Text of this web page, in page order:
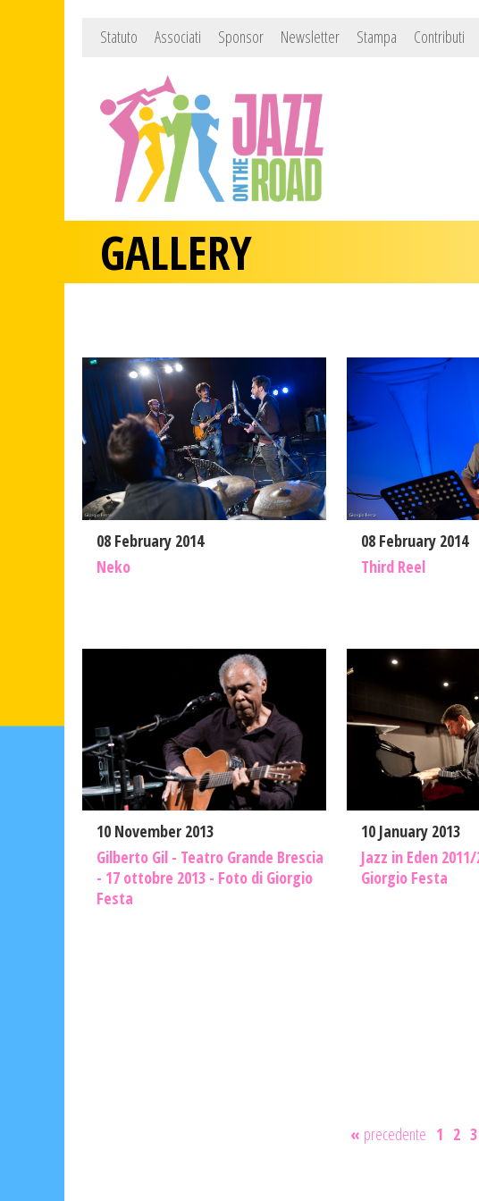
Statuto Associati Sponsor Newsletter Stampa Contributi
GALLERY
08 February 2014
Neko
08 February 2014
Third Reel
10 November 2013
Gilberto Gil - Teatro Grande Brescia
- 17 ottobre 2013 - Foto di Giorgio
Festa
10 January 2013
Jazz in Eden
Giorgio Festa
« precedente 1 2 3